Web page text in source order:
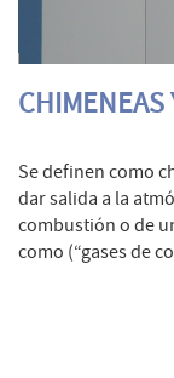
CHIMENEAS
Se definen como
dar salida a la
combustión o de
como (“gases de